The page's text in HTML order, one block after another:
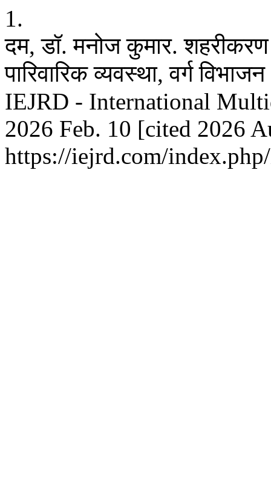
1.
दम, डॉ. मनोज कुमार.
पारिवारिक व्यवस्था, वर्ग
IEJRD - International
2026 Feb. 10 [cited 2026
https://iejrd.com/